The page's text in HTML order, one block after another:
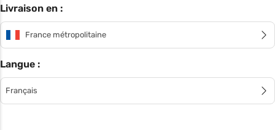
Livraison en :
France métropolitaine
Langue :
Français